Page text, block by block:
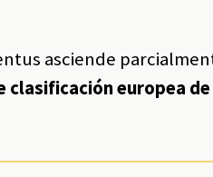
asciende
clasificación europea